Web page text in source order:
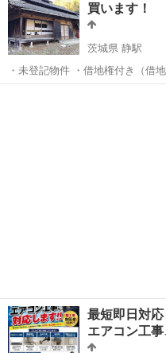
買います！
茨城県 静駅
・未登記物件 ・借地権付き（借
がいない …
最短即日対
エアコン工